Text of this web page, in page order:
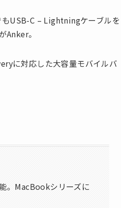
USB-C – Lightningケーブルを
Anker。
に対応した大容量モバイルバ
。MacBookシリーズに